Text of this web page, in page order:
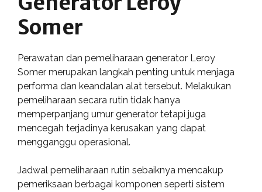
Somer
Perawatan dan pemeliharaan generator Leroy
Somer merupakan langkah penting untuk menjaga
performa dan keandalan alat tersebut. Melakukan
pemeliharaan secara rutin tidak hanya
memperpanjang umur generator tetapi juga
mencegah terjadinya kerusakan yang dapat
mengganggu operasional.
Jadwal pemeliharaan rutin sebaiknya mencakup
pemeriksaan berbagai komponen seperti sistem